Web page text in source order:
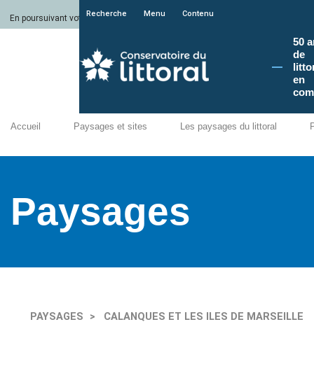
En poursuivant votre navigation sur le site du Conservatoire du littoral, vous
Recherche Menu Contenu
50
de
en
Accueil Paysages et sites Les paysages du littoral
Paysages
PAYSAGES CALANQUES ET LES ILES DE MARSEILLE